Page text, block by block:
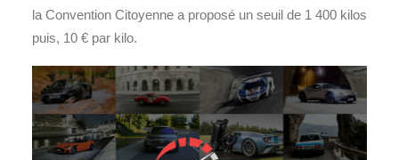
la Convention Citoyenne a proposé un seuil de 1 400 kilos
puis, 10 € par kilo.